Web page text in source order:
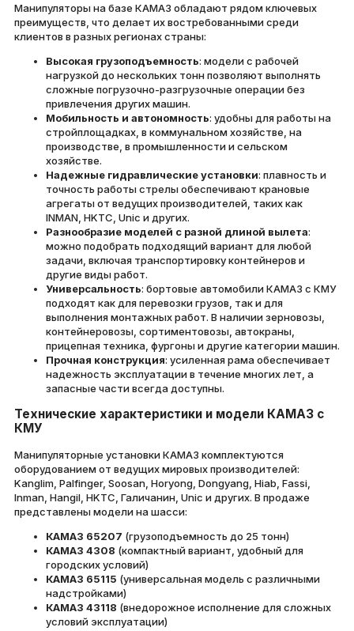
Манипуляторы на базе КАМАЗ обладают рядом ключевых
преимуществ, что делает их востребованными среди
клиентов в разных регионах страны:
Высокая грузоподъемность: модели с рабочей
нагрузкой до нескольких тонн позволяют выполнять
сложные погрузочно-разгрузочные операции без
привлечения других машин.
Мобильность и автономность: удобны для работы на
стройплощадках, в коммунальном хозяйстве, на
производстве, в промышленности и сельском
хозяйстве.
Надежные гидравлические установки: плавность и
точность работы стрелы обеспечивают крановые
агрегаты от ведущих производителей, таких как
INMAN, HKTС, Unic и других.
Разнообразие моделей с разной длиной вылета:
можно подобрать подходящий вариант для любой
задачи, включая транспортировку контейнеров и
другие виды работ.
Универсальность: бортовые автомобили КАМАЗ с КМУ
подходят как для перевозки грузов, так и для
выполнения монтажных работ. В наличии зерновозы,
контейнеровозы, сортиментовозы, автокраны,
прицепная техника, фургоны и другие категории машин.
Прочная конструкция: усиленная рама обеспечивает
надежность эксплуатации в течение многих лет, а
запасные части всегда доступны.
Технические характеристики и модели КАМАЗ с
КМУ
Манипуляторные установки КАМАЗ комплектуются
оборудованием от ведущих мировых производителей:
Kanglim, Palfinger, Soosan, Horyong, Dongyang, Hiab, Fassi,
Inman, Hangil, HKTС, Галичанин, Unic и других. В продаже
представлены модели на шасси:
КАМАЗ 65207 (грузоподъемность до 25 тонн)
КАМАЗ 4308 (компактный вариант, удобный для
городских условий)
КАМАЗ 65115 (универсальная модель с различными
надстройками)
КАМАЗ 43118 (внедорожное исполнение для сложных
условий эксплуатации)